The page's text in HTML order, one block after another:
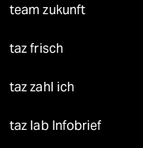
team zukunft
taz frisch
taz zahl ich
taz lab Infobrief